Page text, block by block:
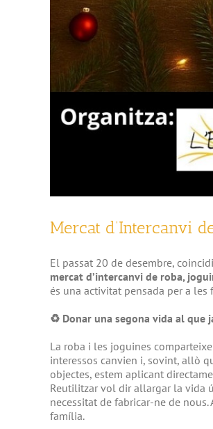
Mercat d’Intercanvi
El passat 20 de desembre,
mercat d’intercanvi de roba,
és una activitat pensada per a
♻️Donar una segona vida al que
La roba i les joguines
interessos canvien i, sovint, allò
objectes, estem aplicant
Reutilitzar vol dir allargar la vida
necessitat de fabricar-ne de
família.